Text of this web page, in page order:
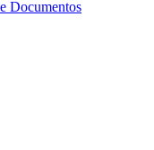
Documentos